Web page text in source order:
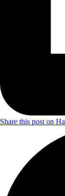
Share this post on